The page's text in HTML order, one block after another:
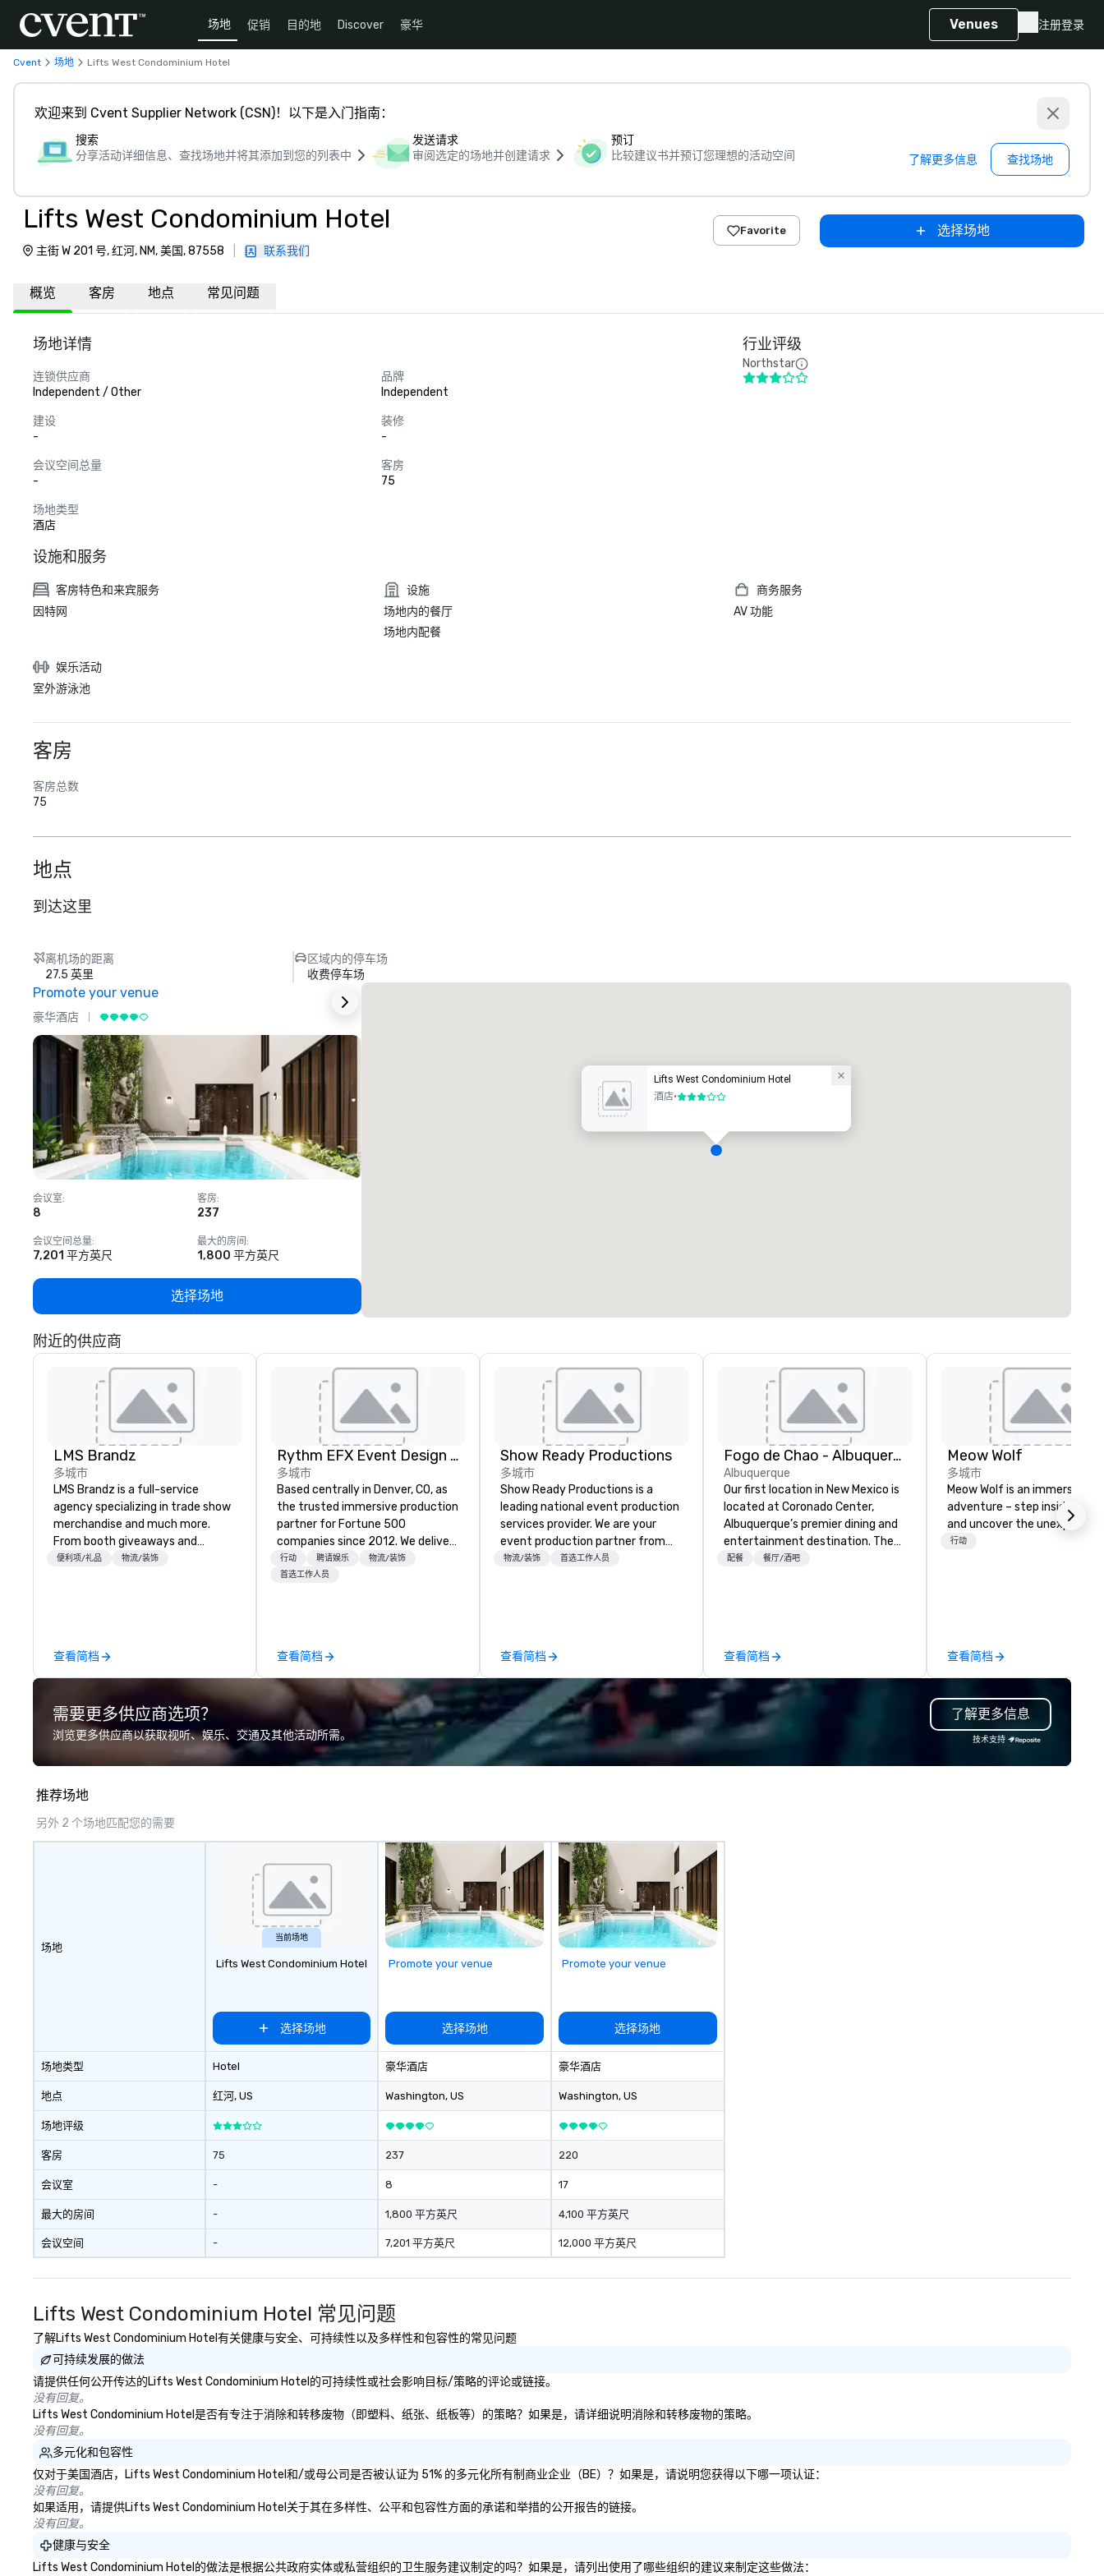
场地 促销 目的地 Discover 豪华 Venues 注册登录
Cvent 场地 Lifts West Condominium Hotel
欢迎来到 Cvent Supplier Network (CSN)！以下是入门指南：
搜索
分享活动详细信息、查找场地并将其添加到您的列表中
发送请求
审阅选定的场地并创建请求
预订
比较建议书并预订您理想的活动空间
了解更多信息 查找场地
Lifts West Condominium Hotel
主街 W 201 号, 红河, NM, 美国, 87558 联系我们
Favorite 选择场地
概览 客房 地点 常见问题
场地详情
连锁供应商
Independent / Other
品牌
Independent
建设
-
装修
-
会议空间总量
-
客房
75
场地类型
酒店
行业评级
Northstar
设施和服务
客房特色和来宾服务
因特网
设施
场地内的餐厅
场地内配餐
商务服务
AV 功能
娱乐活动
室外游泳池
客房
客房总数
75
地点
到达这里
离机场的距离
27.5 英里
区域内的停车场
收费停车场
Promote your venue
豪华酒店
会议室:
8
客房:
237
会议空间总量:
7,201 平方英尺
最大的房间 :
1,800 平方英尺
选择场地
Lifts West Condominium Hotel
酒店•3/5
附近的供应商
LMS Brandz
多城市
LMS Brandz is a full-service
agency specializing in trade show
merchandise and much more.
From booth giveaways and
branded apparel to executive
choose from, our 20+ years of
industry experience and
commitment to exceptional
customer service set us apart. We
deliver smart, reliable solutions
experience seamless from start
WOSB.
便利项/礼品 物流/装饰
查看简档
Rythm EFX Event Design & Fabrication
多城市
Based centrally in Denver, CO, as
the trusted immersive production
partner for Fortune 500
companies since 2012. We deliver
stunning premium AV and in-
house custom scenic fabrication
coordination. Clients keep coming
back because we make
production effortless, making
planners look brilliant with
stunning events their leadership
行动 聘请娱乐
物流/装饰
首选工作人员
查看简档
Show Ready Productions
多城市
Show Ready Productions is a
leading national event production
services provider. We are your
event production partner from
start to finish. Our team is
物流/装饰 首选工作人员
查看简档
Fogo de Chao - Albuquerque
Albuquerque
Our first location in New Mexico is
located at Coronado Center,
Albuquerque’s premier dining and
entertainment destination. The
center of the dining room
preparing various cuts of meat.
Upon entering the expansive
dining room, guests will see
elegant private dining spaces
along with the signature bas-
Carigni’s O ‘Lacador statue, the
配餐 餐厅/酒吧
查看简档
Meow Wolf
多城市
Meow Wolf is an immersive
adventure – step inside,
and uncover the unexpected.
行动
查看简档
需要更多供应商选项？
浏览更多供应商以获取视听、娱乐、交通及其他活动所需。
了解更多信息
技术支持
推荐场地
另外 2 个场地匹配您的需要
场地
场地类型
地点
场地评级
客房
会议室
最大的房间
会议空间
当前场地
Lifts West Condominium Hotel
选择场地
Hotel
红河, US
75
-
-
-
Promote your venue
选择场地
豪华酒店
Washington, US
237
8
1,800 平方英尺
7,201 平方英尺
Promote your venue
选择场地
豪华酒店
Washington, US
220
17
4,100 平方英尺
12,000 平方英尺
Lifts West Condominium Hotel 常见问题
了解Lifts West Condominium Hotel有关健康与安全、可持续性以及多样性和包容性的常见问题
可持续发展的做法
请提供任何公开传达的Lifts West Condominium Hotel的可持续性或社会影响目标/策略的评论或链接。
没有回复。
Lifts West Condominium Hotel是否有专注于消除和转移废物（即塑料、纸张、纸板等）的策略？如果是，请详细说明消除和转移废物的策略。
没有回复。
多元化和包容性
仅对于美国酒店，Lifts West Condominium Hotel和/或母公司是否被认证为 51% 的多元化所有制商业企业（BE）？如果是，请说明您获得以下哪一项认证：
没有回复。
如果适用，请提供Lifts West Condominium Hotel关于其在多样性、公平和包容性方面的承诺和举措的公开报告的链接。
没有回复。
健康与安全
Lifts West Condominium Hotel的做法是根据公共政府实体或私营组织的卫生服务建议制定的吗？如果是，请列出使用了哪些组织的建议来制定这些做法：